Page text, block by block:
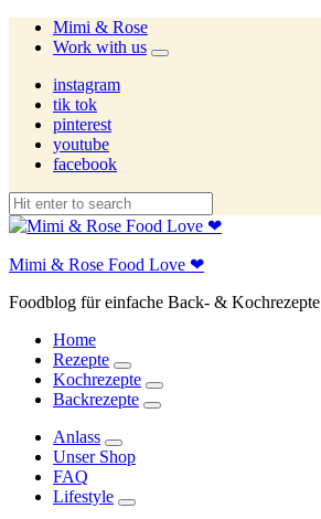
Mimi & Rose
Work with us
expand
instagram
tik tok
pinterest
youtube
facebook
Mimi & Rose Food Love ❤
Foodblog für einfache Back- & Kochrezepte
Home
Rezepte
expand
child
menu
Kochrezepte
expand
child
Backrezepte
expand
Anlass
expand
child
Unser Shop
FAQ
Lifestyle
expand